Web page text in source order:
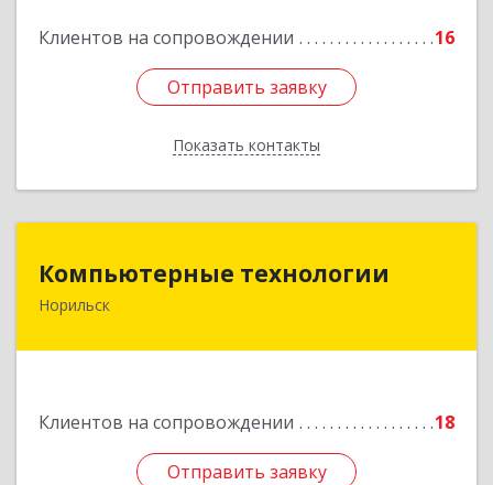
Клиентов на сопровождении 16
Отправить заявку
Показать контакты
Отправить заявку
Назад
Компьютерные технологии
Норильск
Клиентов на сопровождении 18
Отправить заявку
663302, Красноярский край, Норильск г,
Отправить заявку